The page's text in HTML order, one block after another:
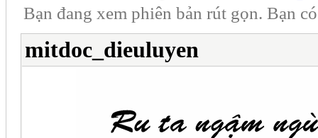
Bạn đang xem phiên bản rút gọn. Bạn
mitdoc_dieuluyen